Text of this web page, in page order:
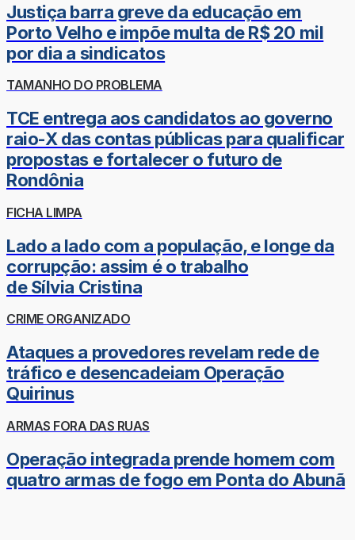
Justiça barra greve da educação em
Porto Velho e impõe multa de R$ 20 mil
por dia a sindicatos
TAMANHO DO PROBLEMA
TCE entrega aos candidatos ao governo
raio-X das contas públicas para qualificar
propostas e fortalecer o futuro de
Rondônia
FICHA LIMPA
Lado a lado com a população, e longe da
corrupção: assim é o trabalho
de Sílvia Cristina
CRIME ORGANIZADO
Ataques a provedores revelam rede de
tráfico e desencadeiam Operação
Quirinus
ARMAS FORA DAS RUAS
Operação integrada prende homem com
quatro armas de fogo em Ponta do Abunã